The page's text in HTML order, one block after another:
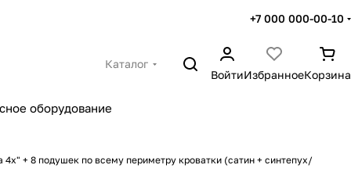
+7 000 000-00-10
Каталог
ВойтиИзбранноеКорзина
оборудование
4х" + 8 подушек по всему периметру кроватки (сатин + синтепух/